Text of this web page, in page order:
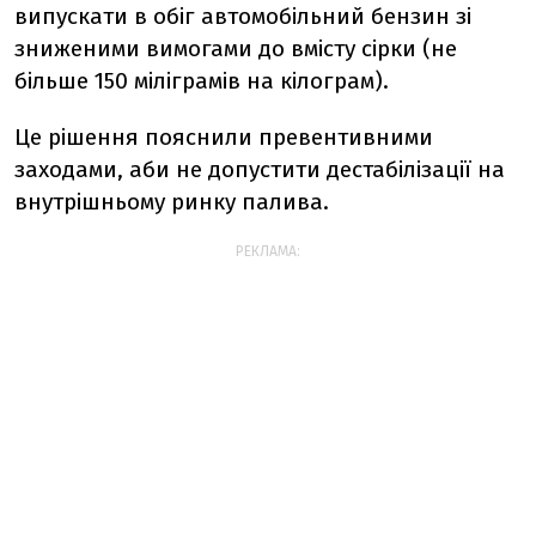
випускати в обіг автомобільний бензин зі
зниженими вимогами до вмісту сірки (не
більше 150 міліграмів на кілограм).
Це рішення пояснили превентивними
заходами, аби не допустити дестабілізації на
внутрішньому ринку палива.
РЕКЛАМА: